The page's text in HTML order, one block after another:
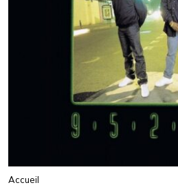
Accueil